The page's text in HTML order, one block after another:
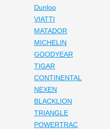
Dunlop
VIATTI
MATADOR
MICHELIN
GOODYEAR
TIGAR
CONTINENTAL
NEXEN
BLACKLION
TRIANGLE
POWERTRAC